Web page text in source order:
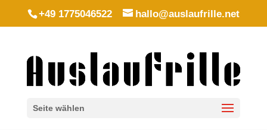
+49 1775046522 hallo@auslaufrille.net
Seite wählen